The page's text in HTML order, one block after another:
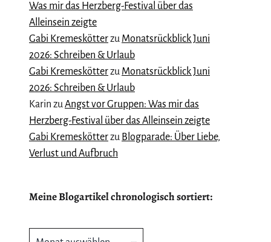
Was mir das Herzberg-Festival über das
Alleinsein zeigte
Gabi Kremeskötterzu Monatsrückblick Juni
2026: Schreiben & Urlaub
Gabi Kremeskötterzu Monatsrückblick Juni
2026: Schreiben & Urlaub
Karin zuAngst vor Gruppen: Was mir das
Herzberg-Festival über das Alleinsein zeigte
Gabi Kremeskötterzu Blogparade: Über Liebe,
Verlust und Aufbruch
Meine Blogartikel chronologisch sortiert: